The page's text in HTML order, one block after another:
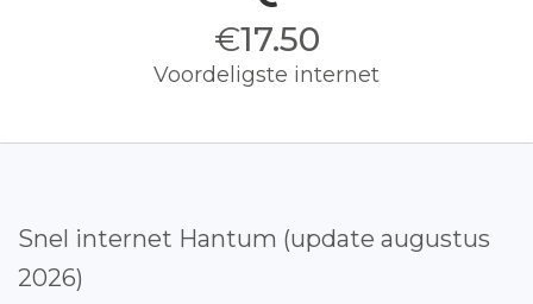
€17.50
Voordeligste internet
Snel internet Hantum (update augustus
2026)